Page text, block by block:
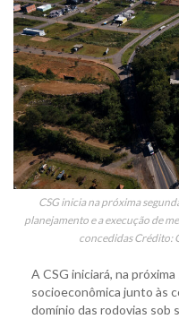
CSG inicia na próxima
planejamento e a execução de
concedidas Crédito:
A CSG iniciará, na
socioeconômica junto às
domínio das rodovias sob